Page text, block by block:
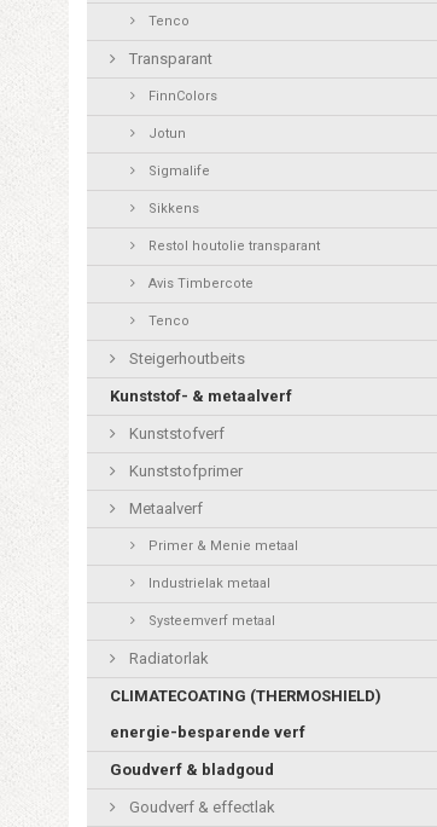
Tenco
Transparant
FinnColors
Jotun
Sigmalife
Sikkens
Restol houtolie transparant
Avis Timbercote
Tenco
Steigerhoutbeits
Kunststof- & metaalverf
Kunststofverf
Kunststofprimer
Metaalverf
Primer & Menie metaal
Industrielak metaal
Systeemverf metaal
Radiatorlak
CLIMATECOATING (THERMOSHIELD)
energie-besparende verf
Goudverf & bladgoud
Goudverf & effectlak